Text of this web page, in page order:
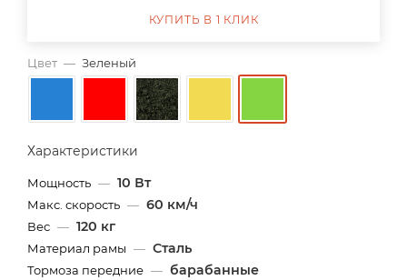
Цвет — Зеленый
Характеристики
Мощность — 10 Вт
Макс. скорость — 60 км/ч
Вес — 120 кг
Материал рамы — Сталь
Тормоза передние — барабанные
КУПИТЬ В 1 КЛИК